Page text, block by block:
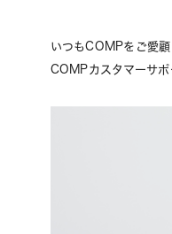
いつもCOMPをご愛顧
COMPカスタマーサ